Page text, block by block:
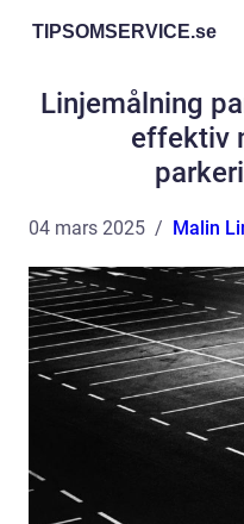
TIPSOMSERVICE.se
Linjemålning
effektiv
04 mars 2025 Malin